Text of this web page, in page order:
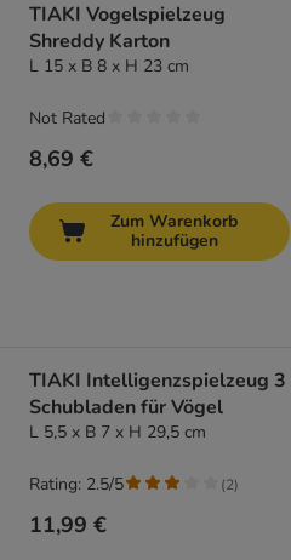
TIAKI Vogelspielzeug
Shreddy Karton
L 15 x B 8 x H 23 cm
8,69 €
Not Rated
Zum Warenkorb
hinzufügen
TIAKI Intelligenzspielzeug 3
Schubladen für Vögel
L 5,5 x B 7 x H 29,5 cm
11,99 €
Rating: 2.5/5 (2)